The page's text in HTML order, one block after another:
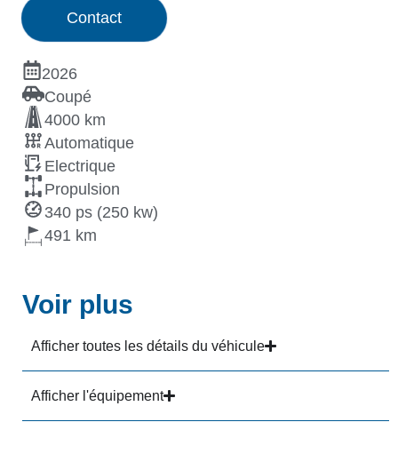
Contact
2026
Coupé
4000 km
Automatique
Electrique
Propulsion
340 ps (250 kw)
491
Voir plus
Afficher toutes les détails du véhicule
Afficher l'équipement